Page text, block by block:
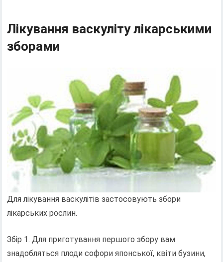
Лікування васкуліту лікарськими
зборами
Для лікування васкулітів застосовують збори
лікарських рослин.
Збір 1. Для приготування першого збору вам
знадобляться плоди софори японської, квіти бузини,